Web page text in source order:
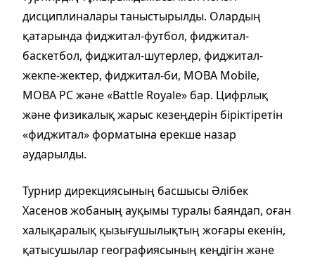
дисциплиналары таныстырылды. Олардың
қатарында фиджитал-футбол, фиджитал-
баскетбол, фиджитал-шутерлер, фиджитал-
жекпе-жектер, фиджитал-би, MOBA Mobile,
MOBA PC және «Battle Royale» бар. Цифрлық
және физикалық жарыс кезеңдерін біріктіретін
«фиджитал» форматына ерекше назар
аударылды.
Турнир дирекциясының басшысы Әлібек
Хасенов жобаның ауқымы туралы баяндап, оған
халықаралық қызығушылықтың жоғары екенін,
қатысушылар географиясының кеңдігін және